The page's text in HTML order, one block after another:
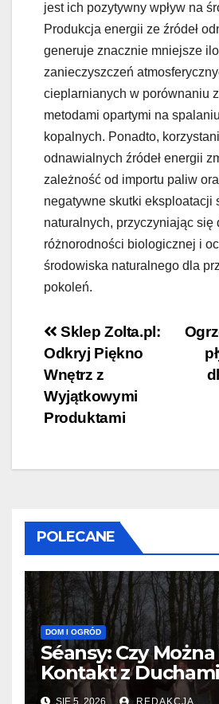
jest ich pozytywny wpływ na
Produkcja energii ze źródeł
generuje znacznie mniejsze
zanieczyszczeń
cieplarnianych w porównaniu
metodami opartymi na
kopalnych. Ponadto,
odnawialnych źródeł energii
zależność od importu paliw
negatywne skutki eksploatacji
naturalnych, przyczyniając się
różnorodności biologicznej i
środowiska naturalnego dla
pokoleń.
Nawigacja
wpisu
Sklep Zolta.pl:
Odkryj Piękno
Wnętrz z
Wyjątkowymi
Produktami
POLECANE
DOM I OGRÓD
Séansy: Czy
Kontakt z